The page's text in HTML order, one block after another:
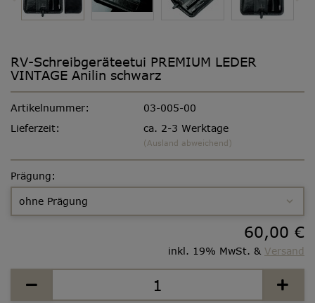
RV-Schreibgeräteetui PREMIUM LEDER
VINTAGE Anilin schwarz
Artikelnummer:
03-005-00
Lieferzeit:
ca. 2-3 Werktage
(Ausland abweichend)
Prägung:
60,00 €
inkl. 19% MwSt. & Versand